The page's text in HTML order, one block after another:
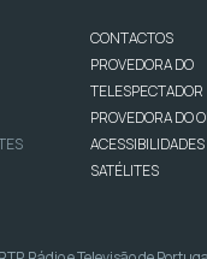
CONTACTOS
PROVEDORA DO
TELESPECTADOR
PROVEDORA DO
ACESSIBILIDADES
SATÉLITES